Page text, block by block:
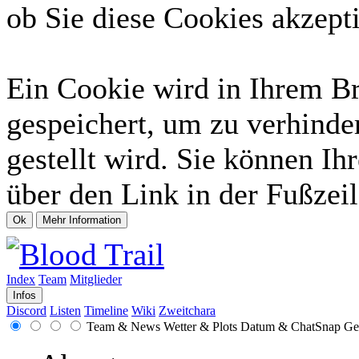
ob Sie diese Cookies
Ein Cookie wird in Ihrem
gespeichert, um zu
gestellt wird. Sie können
über den Link in der
Index Team Mitglieder
Infos
Discord Listen Timeline Wiki Zweitchara
Team & News Wetter & Plots Datum & ChatSnap